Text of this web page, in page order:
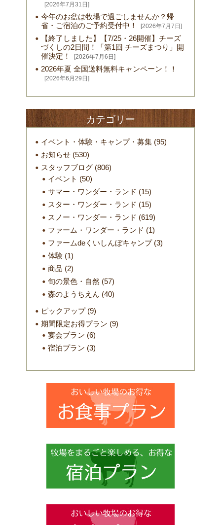
[2026年7月31日]
今年のお盆は牧場で過ごしませんか？帰
省・ご宿泊のご予約受付中！
[2026年7月7日]
【終了しました】【7/25・26開催】チーズ
づくしの2日間！「第1回 チーズまつり」開
催決定！
[2026年7月6日]
2026年夏 全国送料無料キャンペーン！！
[2026年6月29日]
カテゴリー
イベント・体験・キャンプ・募集(95)
お知らせ(530)
スタッフブログ(806)
イベント (50)
サマー・ワンダー・ランド (15)
スター・ワンダー・ランド (15)
スノー・ワンダー・ランド (619)
ファーム・ワンダー・ランド (1)
ファームdeくいしんぼキャンプ(3)
体験 (1)
商品 (2)
旬の景色・自然 (57)
森のようちえん (40)
ピックアップ(9)
期間限定お得プラン (9)
宴会プラン (6)
宿泊プラン (3)